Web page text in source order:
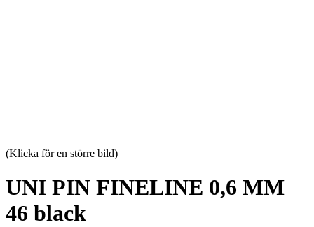
(Klicka för en större bild)
UNI PIN FINELINE 0,6 MM
46 black